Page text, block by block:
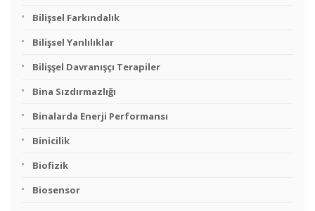
Bilişsel Farkındalık
Bilişsel Yanlılıklar
Bilişşel Davranışçı Terapiler
Bina Sızdırmazlığı
Binalarda Enerji Performansı
Binicilik
Biofizik
Biosensor